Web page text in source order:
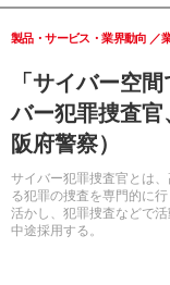
「サイバー空
バー犯罪捜査
阪府警察）
サイバー犯罪捜査官とは
る犯罪の捜査を専門的に
活かし、犯罪捜査などで
中途採用する。
製品・サービス・業界動向